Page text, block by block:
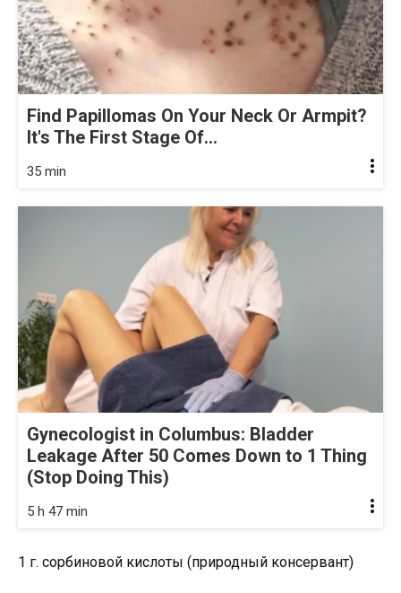
Find Papillomas On Your Neck Or Armpit?
It's The First Stage Of...
35 min
Gynecologist in Columbus: Bladder
Leakage After 50 Comes Down to 1 Thing
(Stop Doing This)
5 h 47 min
1 г. сорбиновой кислоты (природный консервант)